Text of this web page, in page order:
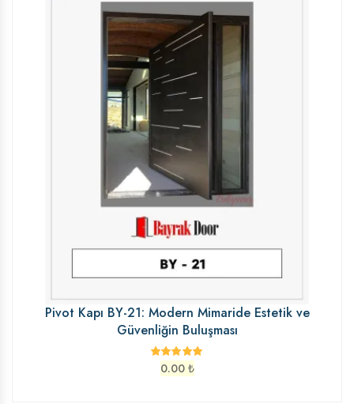
Pivot Kapı BY-21: Modern Mimaride Estetik ve
Güvenliğin Buluşması
0.00 ₺